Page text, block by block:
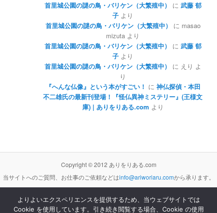
首里城公園の謎の鳥・バリケン（大繁殖中） に 武藤 郁
子 より
首里城公園の謎の鳥・バリケン（大繁殖中）
に masao
mizuta より
首里城公園の謎の鳥・バリケン（大繁殖中）
に 武藤 郁
子 より
首里城公園の謎の鳥・バリケン（大繁殖中）
に えり よ
り
『へんな仏像』という本がすごい！ に 神仏探偵・本田
不二雄氏の最新刊登場！『怪仏異神ミステリー』(王様文
庫) | ありをりある.com より
Copyright © 2012 ありをりある.com
当サイトへのご質問、お仕事のご依頼などはinfo@ariworiaru.comから承ります。
本サイトの記事・内容は クリエイティブ・コモンズ 表示 - 非営利 - 改変禁止 3.0 非移植 ライセンス
よりよいエクスペリエンスを提供するため、当ウェブサイトでは
Cookie を使用しています。引き続き閲覧する場合、Cookie の使用